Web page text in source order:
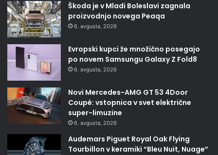
Škoda je v Mladi Boleslavi zagnala
proizvodnjo novega Peaqa
6. avgusta, 2026
Evropski kupci že množično posegajo
po novem Samsungu Galaxy Z Fold8
6. avgusta, 2026
Novi Mercedes-AMG GT 53 4Door
Coupé: vstopnica v svet električne
super-limuzine
6. avgusta, 2026
Audemars Piguet Royal Oak Flying
Tourbillon v keramiki “Bleu Nuit, Nuage”